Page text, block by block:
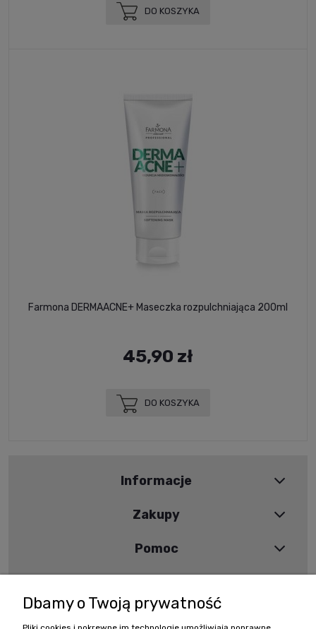
DO KOSZYKA
Farmona DERMAACNE+ Maseczka rozpulchniająca 200ml
45,90 zł
DO KOSZYKA
Informacje
Zakupy
Pomoc
Dbamy o Twoją prywatność